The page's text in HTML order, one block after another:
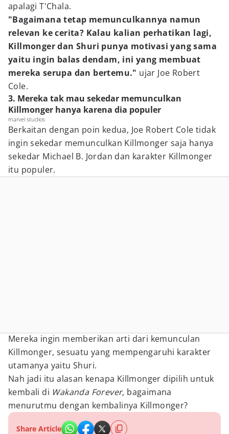
apalagi T'Chala.
"Bagaimana tetap memunculkannya namun
relevan ke cerita? Kalau kalian perhatikan lagi,
Killmonger dan Shuri punya motivasi yang sama
yaitu ingin balas dendam, ini yang membuat
mereka serupa dan bertemu." ujar Joe Robert
Cole.
3. Mereka tak mau sekedar memunculkan
Killmonger hanya karena dia populer
marvel studios
Berkaitan dengan poin kedua, Joe Robert Cole tidak
ingin sekedar memunculkan Killmonger saja hanya
sekedar Michael B. Jordan dan karakter Killmonger
itu populer.
Mereka ingin memberikan arti dari kemunculan
Killmonger, sesuatu yang mempengaruhi karakter
utamanya yaitu Shuri.
Nah jadi itu alasan kenapa Killmonger dipilih untuk
kembali di Wakanda Forever, bagaimana
menurutmu dengan kembalinya Killmonger?
Share Article